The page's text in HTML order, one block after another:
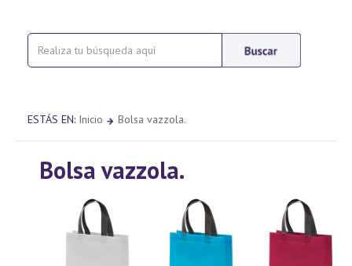
ESTÁS EN: Inicio Bolsa vazzola.
Bolsa vazzola.